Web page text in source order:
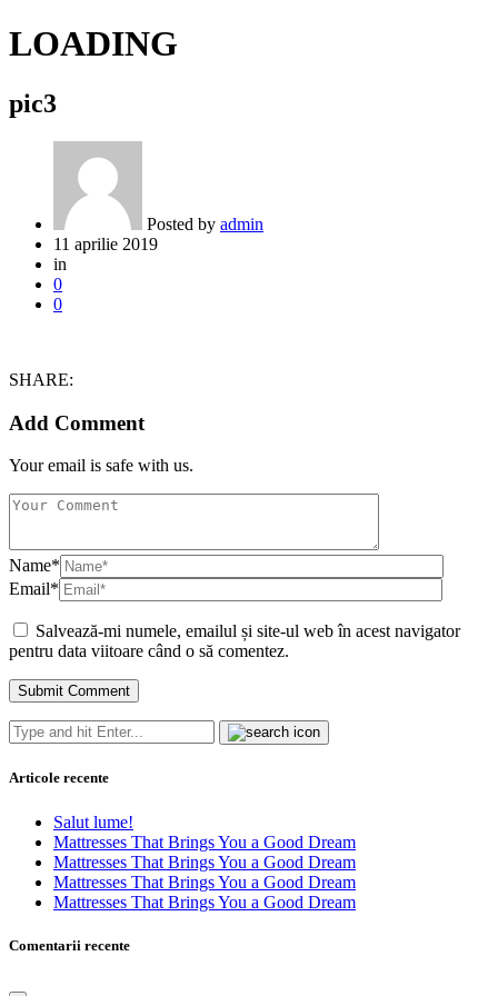
LOADING
pic3
Posted by admin
11 aprilie 2019
in
0
0
SHARE:
Add Comment
Your email is safe with us.
Name*
Email*
Salvează-mi numele, emailul și site-ul web în acest navigator
pentru data viitoare când o să comentez.
Articole recente
Salut lume!
Mattresses That Brings You a Good Dream
Mattresses That Brings You a Good Dream
Mattresses That Brings You a Good Dream
Mattresses That Brings You a Good Dream
Comentarii recente